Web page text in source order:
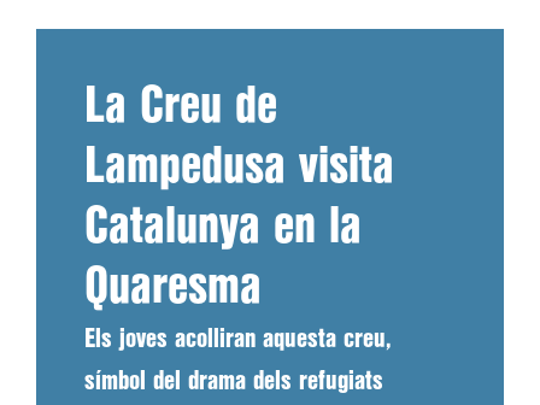
La Creu de
Lampedusa visita
Catalunya en la
Quaresma
Els joves acolliran aquesta creu,
símbol del drama dels refugiats